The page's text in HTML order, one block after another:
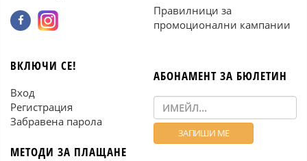
Правилници за
промоционални кампании
ВКЛЮЧИ СЕ!
Вход
Регистрация
Забравена парола
МЕТОДИ ЗА ПЛАЩАНЕ
АБОНАМЕНТ ЗА БЮЛЕТИН